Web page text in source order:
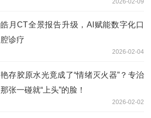
2026-02-09
皓月CT全景报告升级，AI赋能数字化口
腔诊疗
2026-02-04
艳存胶原水光竟成了“情绪灭火器”？专治
那张一碰就“上头”的脸！
2026-02-02